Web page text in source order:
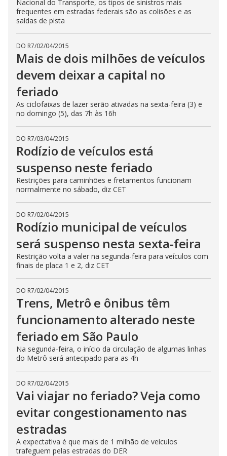
Nacional do Transporte, os tipos de sinistros mais
frequentes em estradas federais são as colisões e as
saídas de pista
DO R7/02/04/2015
Mais de dois milhões de veículos
devem deixar a capital no
feriado
As ciclofaixas de lazer serão ativadas na sexta-feira (3) e
no domingo (5), das 7h às 16h
DO R7/03/04/2015
Rodízio de veículos está
suspenso neste feriado
Restrições para caminhões e fretamentos funcionam
normalmente no sábado, diz CET
DO R7/02/04/2015
Rodízio municipal de veículos
será suspenso nesta sexta-feira
Restrição volta a valer na segunda-feira para veículos com
finais de placa 1 e 2, diz CET
DO R7/02/04/2015
Trens, Metrô e ônibus têm
funcionamento alterado neste
feriado em São Paulo
Na segunda-feira, o início da circulação de algumas linhas
do Metrô será antecipado para as 4h
DO R7/02/04/2015
Vai viajar no feriado? Veja como
evitar congestionamento nas
estradas
A expectativa é que mais de 1 milhão de veículos
trafeguem pelas estradas do DER